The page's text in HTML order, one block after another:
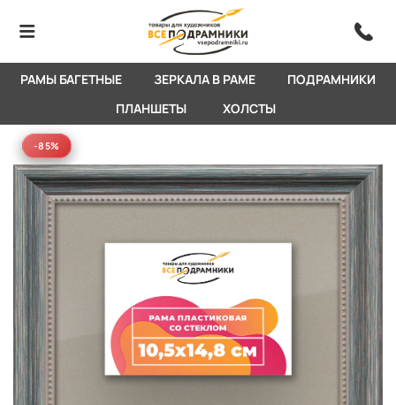
РАМЫ БАГЕТНЫЕ ЗЕРКАЛА В РАМЕ
ПОДРАМНИКИ
ПЛАНШЕТЫ
ХОЛСТЫ
-85%
-85%